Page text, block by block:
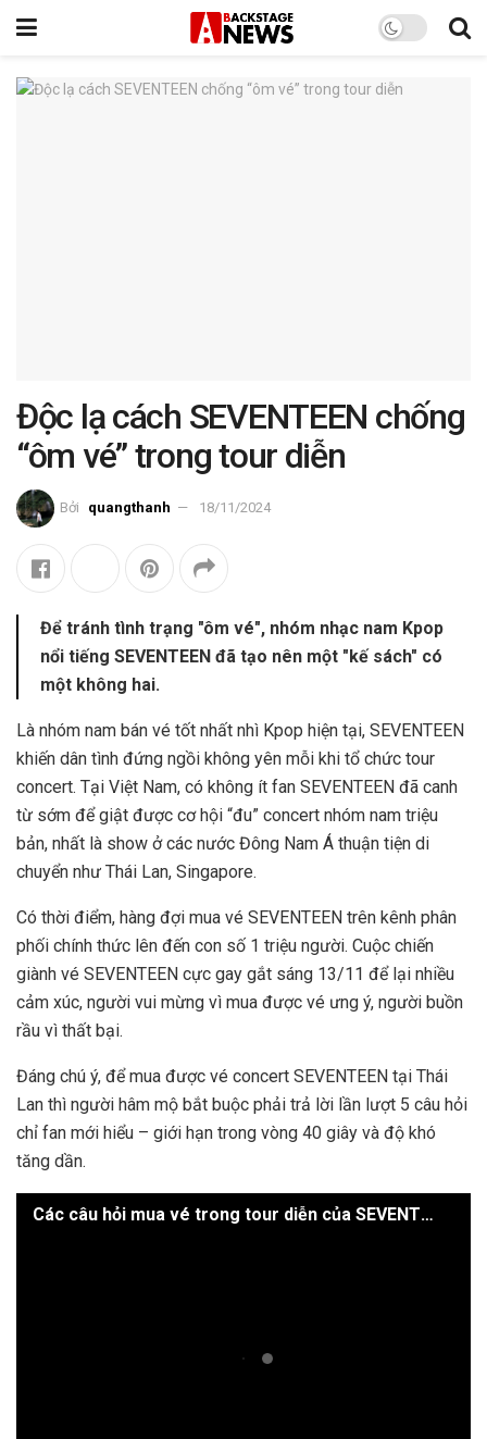
Độc lạ cách SEVENTEEN chống
“ôm vé” trong tour diễn
Bởi quangthanh 18/11/2024
Để tránh tình trạng "ôm vé", nhóm nhạc nam Kpop
nổi tiếng SEVENTEEN đã tạo nên một "kế sách" có
một không hai.
Là nhóm nam bán vé tốt nhất nhì Kpop hiện tại, SEVENTEEN
khiến dân tình đứng ngồi không yên mỗi khi tổ chức tour
concert. Tại Việt Nam, có không ít fan SEVENTEEN đã canh
từ sớm để giật được cơ hội “đu” concert nhóm nam triệu
bản, nhất là show ở các nước Đông Nam Á thuận tiện di
chuyển như Thái Lan, Singapore.
Có thời điểm, hàng đợi mua vé SEVENTEEN trên kênh phân
phối chính thức lên đến con số 1 triệu người. Cuộc chiến
giành vé SEVENTEEN cực gay gắt sáng 13/11 để lại nhiều
cảm xúc, người vui mừng vì mua được vé ưng ý, người buồn
rầu vì thất bại.
Đáng chú ý, để mua được vé concert SEVENTEEN tại Thái
Lan thì người hâm mộ bắt buộc phải trả lời lần lượt 5 câu hỏi
chỉ fan mới hiểu – giới hạn trong vòng 40 giây và độ khó
tăng dần.
Các câu hỏi mua vé trong tour diễn của SEVENTEEN không hề đơn giản